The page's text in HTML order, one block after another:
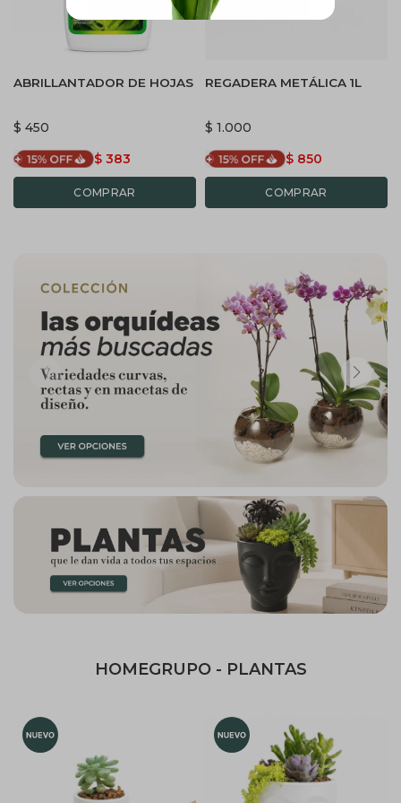
ABRILLANTADOR DE HOJAS
$ 450
$ 383
REGADERA METÁLICA 1L
$ 1.000
$ 850
HOMEGRUPO - PLANTAS